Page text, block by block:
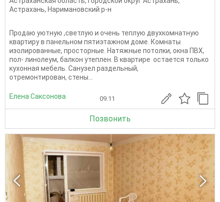
Астрахань, Наримановский р-н
Продаю уютную ,светлую и очень теплую двухкомнатную
квартиру в панельном пятиэтажном доме. Комнаты
изолированные, просторные. Натяжные потолки, окна ПВХ,
пол- линолеум, балкон утеплен. В квартире остается только
кухонная мебель. Санузел раздельный,
отремонтирован, стены...
Елена Саксонова 09.11
Позвонить